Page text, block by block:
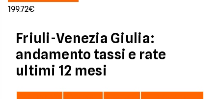
199.72€
Friuli-Venezia Giulia:
andamento tassi e rate
ultimi 12 mesi